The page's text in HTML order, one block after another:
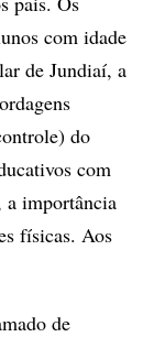
com idade
de Jundiaí, a
do
com
a importância
físicas. Aos
de